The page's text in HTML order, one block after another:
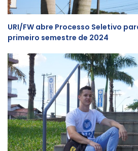
URI/FW abre Processo Seletivo
primeiro semestre de 2024